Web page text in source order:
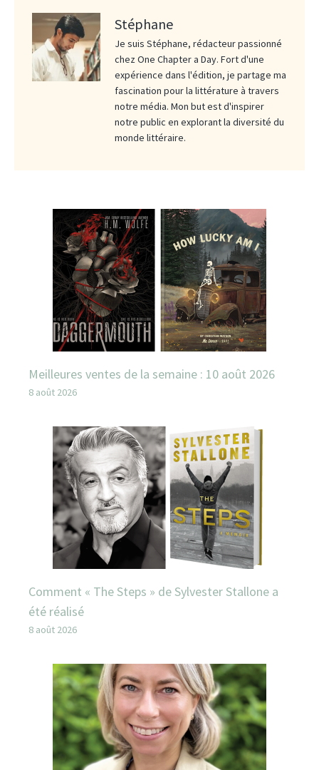
Stéphane
Je suis Stéphane, rédacteur passionné
chez One Chapter a Day. Fort d'une
expérience dans l'édition, je partage ma
fascination pour la littérature à travers
notre média. Mon but est d'inspirer
notre public en explorant la diversité du
monde littéraire.
Meilleures ventes de la semaine : 10 août 2026
8 août 2026
Comment « The Steps » de Sylvester Stallone a
été réalisé
8 août 2026